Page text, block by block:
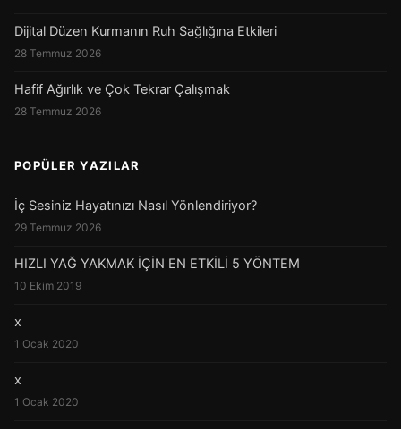
Dijital Düzen Kurmanın Ruh Sağlığına Etkileri
28 Temmuz 2026
Hafif Ağırlık ve Çok Tekrar Çalışmak
28 Temmuz 2026
POPÜLER YAZILAR
İç Sesiniz Hayatınızı Nasıl Yönlendiriyor?
29 Temmuz 2026
HIZLI YAĞ YAKMAK İÇİN EN ETKİLİ 5 YÖNTEM
10 Ekim 2019
x
1 Ocak 2020
x
1 Ocak 2020